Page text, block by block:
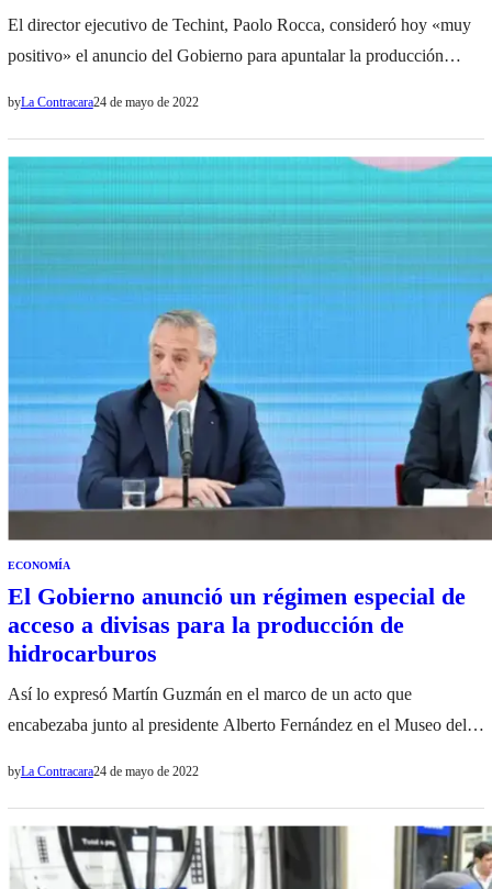
El director ejecutivo de Techint, Paolo Rocca, consideró hoy «muy
positivo» el anuncio del Gobierno para apuntalar la producción
byLa Contracara24 de mayo de 2022
ECONOMÍA
El Gobierno anunció un régimen especial de
acceso a divisas para la producción de
hidrocarburos
Así lo expresó Martín Guzmán en el marco de un acto que
encabezaba junto al presidente Alberto Fernández en el Museo del
Producción incremental de Petróleo…
byLa Contracara24 de mayo de 2022